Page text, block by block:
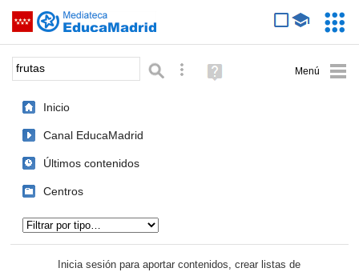
Saltar navegación
Palabra o frase: Búsqueda avanzada
Ayuda
(en
Inicio
Canal EducaMadrid
Últimos contenidos
Centros
Inicia sesión para aportar contenidos, crear listas de